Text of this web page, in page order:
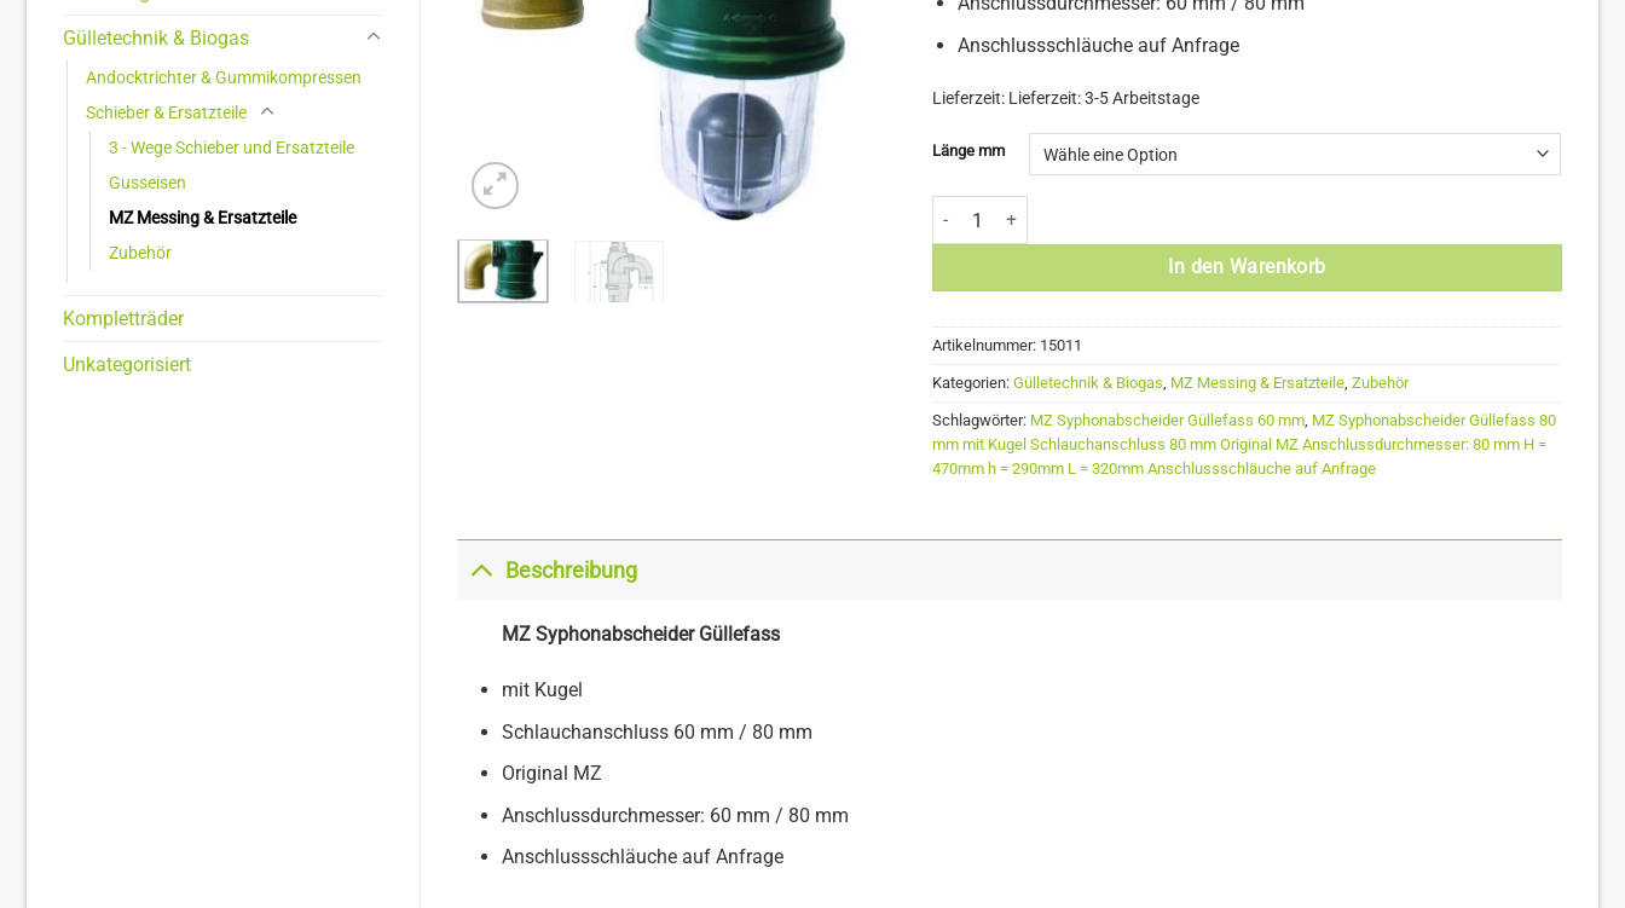
Gülletechnik & Biogas
Andocktrichter & Gummikompressen
Schieber & Ersatzteile
3 - Wege Schieber und Ersatzteile
Gusseisen
MZ Messing & Ersatzteile
Zubehör
Kompletträder
Unkategorisiert
Anschlussschläuche auf Anfrage
Lieferzeit: Lieferzeit: 3-5 Arbeitstage
Länge mm
MZ Syphonabscheider Güllefass Menge
In den Warenkorb
Artikelnummer: 15011
Kategorien:Gülletechnik & Biogas, MZ Messing & Ersatzteile,Zubehör
Schlagwörter: MZ Syphonabscheider Güllefass 60 mm, MZ Syphonabscheider Güllefass 80
mm mit Kugel Schlauchanschluss 80 mm Original MZ Anschlussdurchmesser: 80 mm H =
470mm h = 290mm L = 320mm Anschlussschläuche auf Anfrage
Beschreibung
MZ Syphonabscheider Güllefass
mit Kugel
Schlauchanschluss 60 mm / 80 mm
Original MZ
Anschlussdurchmesser: 60 mm / 80 mm
Anschlussschläuche auf Anfrage